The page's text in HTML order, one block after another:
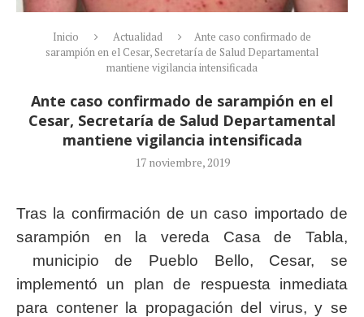
Inicio Actualidad
Ante caso confirmado de
sarampión en el Cesar, Secretaría de Salud Departamental
mantiene vigilancia intensificada
Ante caso confirmado de sarampión en el
Cesar, Secretaría de Salud Departamental
mantiene vigilancia intensificada
17 noviembre, 2019
Tras la confirmación de un caso importado de
sarampión en la vereda Casa de Tabla,
municipio de Pueblo Bello, Cesar, se
implementó un plan de respuesta inmediata
para contener la propagación del virus, y se